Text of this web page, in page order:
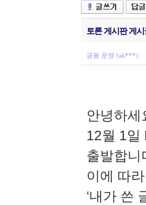
토론 게시판 게
금융 운영 (ak***)
안녕하세
12월 1일
출발합니
이에 따
‘내가 쓴